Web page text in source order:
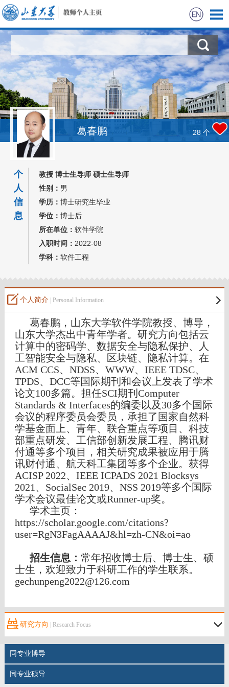
首页
科学研究
教学研究
招生信息
学生信息
葛春鹏 28 个
个
人
信
息
教授 博士生导师 硕士生导师
性别： 男
学历： 博士研究生毕业
学位： 博士后
所在单位： 软件学院
入职时间： 2022-08
学科： 软件工程
个人简介| Personal Information
葛春鹏，山东大学软件学院教授、博导，
山东大学杰出中青年学者。研究方向包括云
计算中的密码学、数据安全与隐私保护、人
工智能安全与隐私、区块链、隐私计算。在
ACM CCS、NDSS、WWW、IEEE TDSC、
TPDS、DCC等国际期刊和会议上发表了学术
论文100多篇。担任SCI期刊Computer
Standards & Interfaces的编委以及30多个国际
会议的程序委员会委员，承担了国家自然科
学基金面上、青年、联合重点等项目、科技
部重点研发、工信部创新发展工程、腾讯财
付通等多个项目，相关研究成果被应用于腾
讯财付通、航天科工集团等多个企业。获得
ACISP 2022、IEEE ICPADS 2021 Blocksys
2021、SocialSec 2019、NSS 2019等多个国际
学术会议最佳论文或Runner-up奖。
学术主页：
https://scholar.google.com/citations?
user=RgN3FagAAAAJ&hl=zh-CN&oi=ao
招生信息： 常年招收博士后、博士生、硕
士生，欢迎致力于科研工作的学生联系。
gechunpeng2022@126.com
研究方向 | Research Focus
同专业博导
同专业硕导